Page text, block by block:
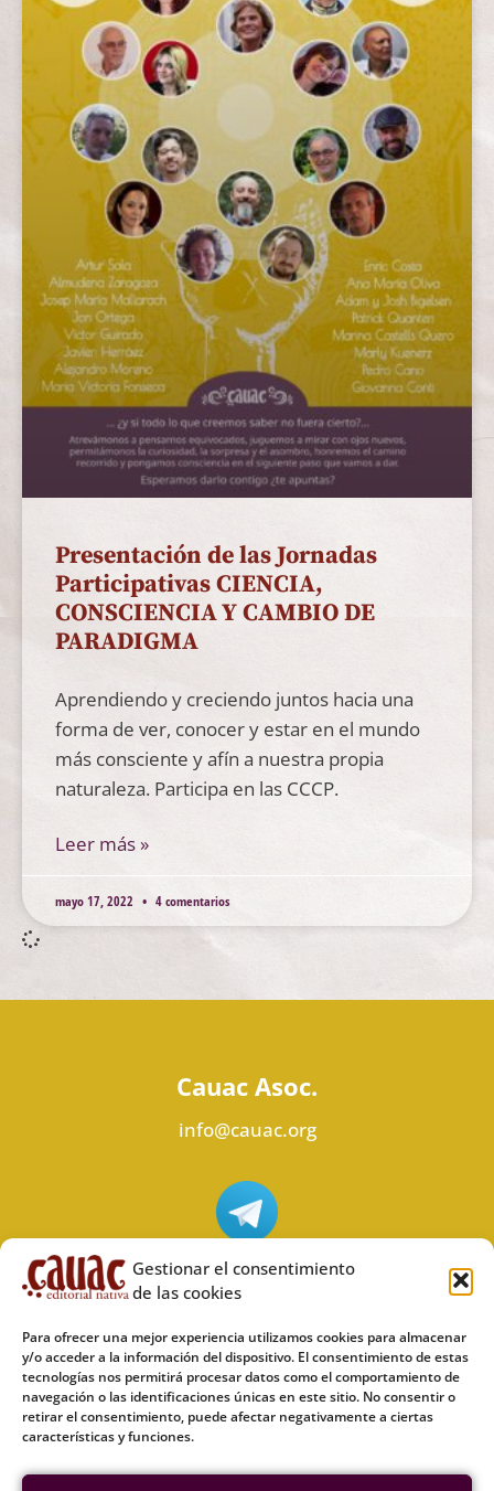
Gestionar el consentimiento
de las cookies
Para ofrecer una mejor experiencia utilizamos cookies para almacenar
y/o acceder a la información del dispositivo. El consentimiento de estas
tecnologías nos permitirá procesar datos como el comportamiento de
navegación o las identificaciones únicas en este sitio. No consentir o
retirar el consentimiento, puede afectar negativamente a ciertas
características y funciones.
Presentación de las Jornadas
Participativas CIENCIA,
CONSCIENCIA Y CAMBIO DE
PARADIGMA
Aprendiendo y creciendo juntos hacia una
forma de ver, conocer y estar en el mundo
más consciente y afín a nuestra propia
naturaleza. Participa en las CCCP.
Leer más »
mayo 17, 2022 4 comentarios
Cauac Asoc.
info@cauac.org
Síguenos en Telegram
Síguenos en Odysee